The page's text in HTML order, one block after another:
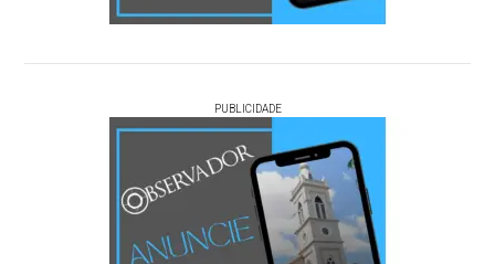
PUBLICIDADE